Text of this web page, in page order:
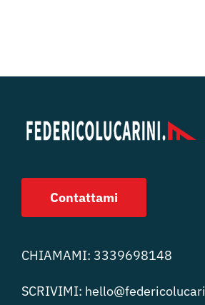
Contattami
CHIAMAMI: 3339698148
SCRIVIMI: hello@federicolucari